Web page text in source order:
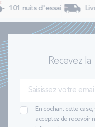
101 nuits d'essai
Recevez la
En cochant cette
acceptez de recevoir